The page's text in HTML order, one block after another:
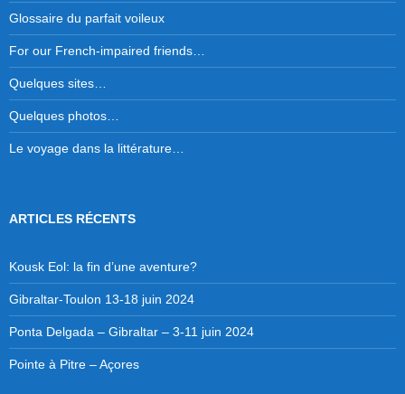
Glossaire du parfait voileux
For our French-impaired friends…
Quelques sites…
Quelques photos…
Le voyage dans la littérature…
ARTICLES RÉCENTS
Kousk Eol: la fin d’une aventure?
Gibraltar-Toulon 13-18 juin 2024
Ponta Delgada – Gibraltar – 3-11 juin 2024
Pointe à Pitre – Açores